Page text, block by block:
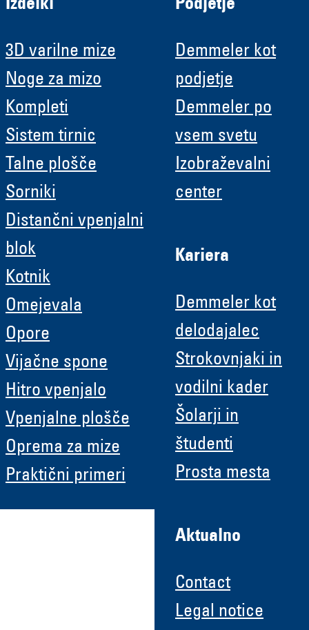
Izdelki
3D varilne mize
Noge za mizo
Kompleti
Sistem tirnic
Talne plošče
Sorniki
Distančni vpenjalni
blok
Kotnik
Omejevala
Opore
Vijačne spone
Hitro vpenjalo
Vpenjalne plošče
Oprema za mize
Praktični primeri
Podjetje
Demmeler kot
podjetje
Demmeler po
vsem svetu
Izobraževalni
center
Kariera
Demmeler kot
delodajalec
Strokovnjaki in
vodilni kader
Šolarji in
študenti
Prosta mesta
Aktualno
Contact
Legal notice